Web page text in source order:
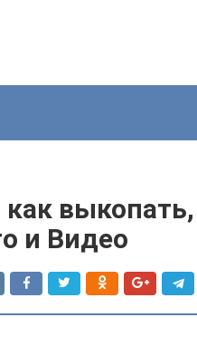
выкопать,
и Видео